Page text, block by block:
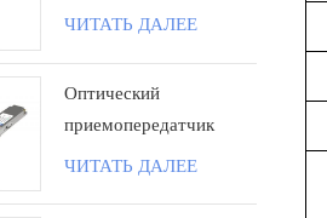
120 км LC
ЧИТАТЬ ДАЛЕЕ
Оптический
приемопередатчик
100G QSFP28 LR с
ЧИТАТЬ ДАЛЕЕ